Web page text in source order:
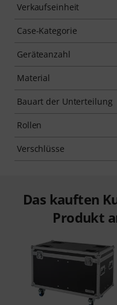
Verkaufseinheit
Case-Kategorie
Geräteanzahl
Material
Bauart der Unterteilung
Rollen
Verschlüsse
Das kauften
Produkt